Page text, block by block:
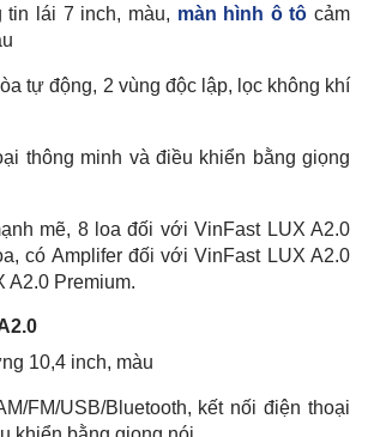
tin lái 7 inch, màu, màn hình ô tô cảm
tự động, 2 vùng độc lập, lọc không khí
thông minh và điều khiển bằng giọng
mẽ, 8 loa đối với VinFast LUX A2.0
có Amplifer đối với VinFast LUX A2.0
A2.0 Premium.
10,4 inch, màu
FM/USB/Bluetooth, kết nối điện thoại